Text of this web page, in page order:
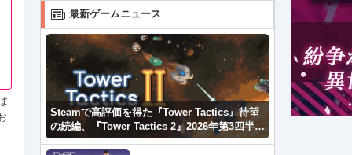
最新ゲームニュース
Steamで高評価を得た『Tower Tactics』待望
の続編、『Tower Tactics 2』2026年第3四半期
に早期アクセス開始